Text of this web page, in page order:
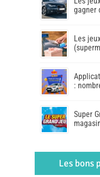
gagner
Les
:
Super
Les bons